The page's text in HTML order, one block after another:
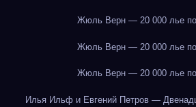
Жюль Верн — 20 000 лье
Жюль Верн — 20 000 лье
Жюль Верн — 20 000 лье
Илья Ильф и Евгений Петров —